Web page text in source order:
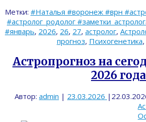
Метки: #Наталья #воронеж #врн
#астролог_родолог
#январь, 2026, 26, 27, астролог,
прогноз, Психогенетика,
Астропрогноз на
2026
Автор: admin | 23.03.2026 |